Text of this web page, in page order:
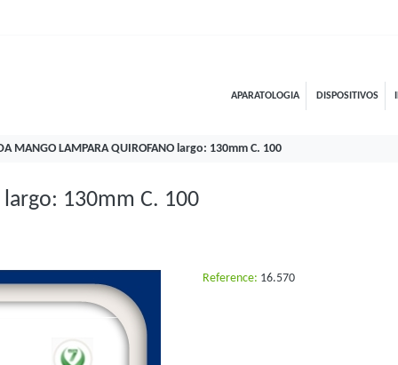
APARATOLOGIA DISPOSITIVOS
MANGO LAMPARA QUIROFANO largo: 130mm C. 100
largo: 130mm C. 100
Reference: 16.570